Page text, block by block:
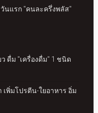
วันแรก "คนละครึ่งพลัส"
ดื่ม "เครื่องดื่ม" 1 ชนิด
พิ่มโปรตีน-ใยอาหาร อิ่ม